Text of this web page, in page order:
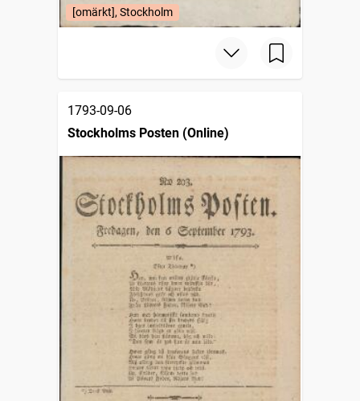
[omärkt], Stockholm
1793-09-06
Stockholms Posten (Online)